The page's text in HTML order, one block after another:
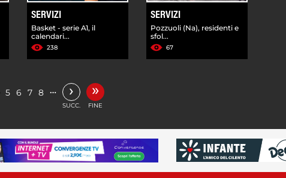
SERVIZI
Basket - serie A1, il
calendari...
238
SERVIZI
Pozzuoli (Na), residenti e
sfol...
67
5 6 7 8 … ›
SUCC.
»
FINE